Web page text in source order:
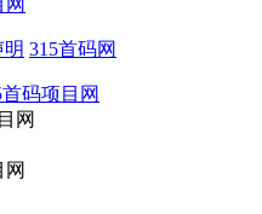
315首码网
首码项目网